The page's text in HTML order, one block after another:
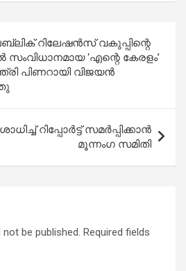
റിലേഷൻസ്‌ വകുപ്പിന്റെ
സംവിധാനമായ ‘എന്റെ കേരളം’
പിണറായി വിജയൻ
റിപ്പോര്‍ട്ട് സമര്‍പ്പിക്കാന്‍
മൂന്നംഗ സമിതി
be published. Required fields